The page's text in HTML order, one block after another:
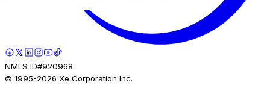
NMLS ID#920968.
© 1995-2026 Xe Corporation Inc.